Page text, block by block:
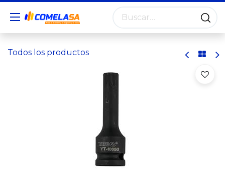
Todos los productos